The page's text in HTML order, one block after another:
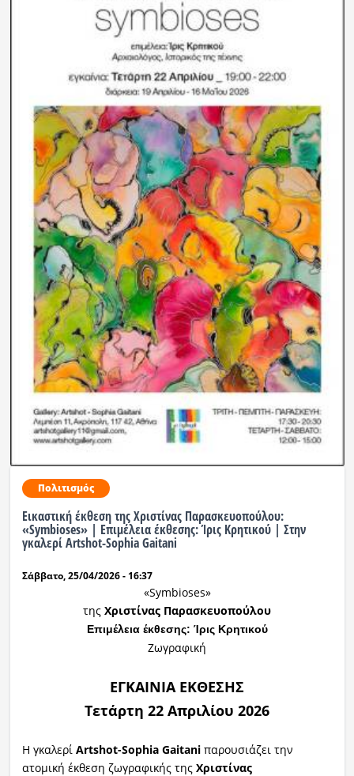
Πολιτισμός
Εικαστική έκθεση της Χριστίνας Παρασκευοπούλου:
«Symbioses» | Επιμέλεια έκθεσης: Ίρις Κρητικού | Στην
γκαλερί Artshot-Sophia Gaitani
Σάββατο, 25/04/2026 - 16:37
«Symbioses»
της Χριστίνας Παρασκευοπούλου
Επιμέλεια έκθεσης: Ίρις Κρητικού
Ζωγραφική
ΕΓΚΑΙΝΙΑ ΕΚΘΕΣΗΣ
Τετάρτη 22 Απριλίου 2026
Η γκαλερί Artshot-Sophia Gaitaniπαρουσιάζει την
ατομική έκθεση ζωγραφικής της Xριστίνας